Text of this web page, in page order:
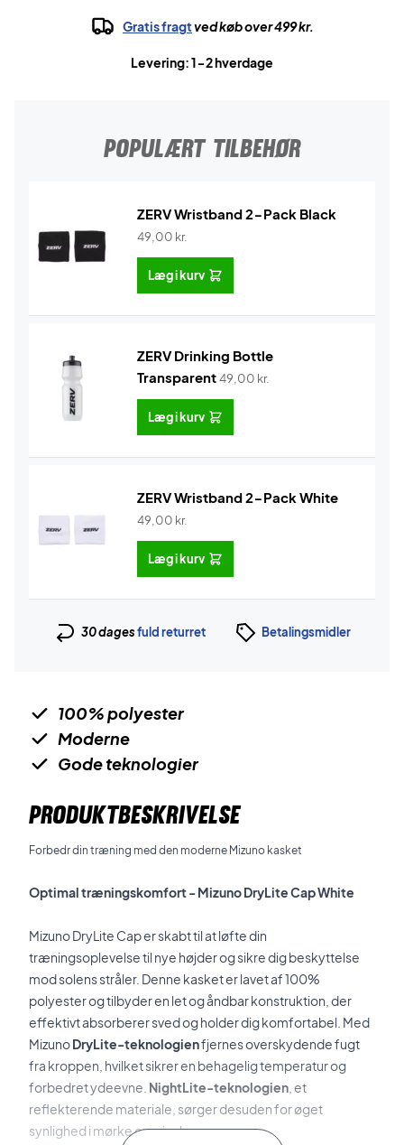
Gratis fragtved køb over 499 kr.
Levering: 1-2 hverdage
POPULÆRT TILBEHØR
ZERV Wristband 2-Pack Black
49,00 kr.
Læg i kurv
ZERV Drinking Bottle
Transparent49,00 kr.
Læg i kurv
ZERV Wristband 2-Pack White
49,00 kr.
Læg i kurv
30 dagesfuld returret Betalingsmidler
100% polyester
Moderne
Gode teknologier
PRODUKTBESKRIVELSE
Forbedr din træning med den moderne Mizuno kasket
Optimal træningskomfort - Mizuno DryLite Cap White
Mizuno DryLite Cap er skabt til at løfte din
træningsoplevelse til nye højder og sikre dig beskyttelse
mod solens stråler. Denne kasket er lavet af 100%
polyester og tilbyder en let og åndbar konstruktion, der
effektivt absorberer sved og holder dig komfortabel. Med
MizunoDryLite-teknologienfjernes overskydende fugt
fra kroppen, hvilket sikrer en behagelig temperatur og
forbedret ydeevne. NightLite-teknologien , et
reflekterende materiale, sørger desuden for øget
synlighed i mørke omgivelser.